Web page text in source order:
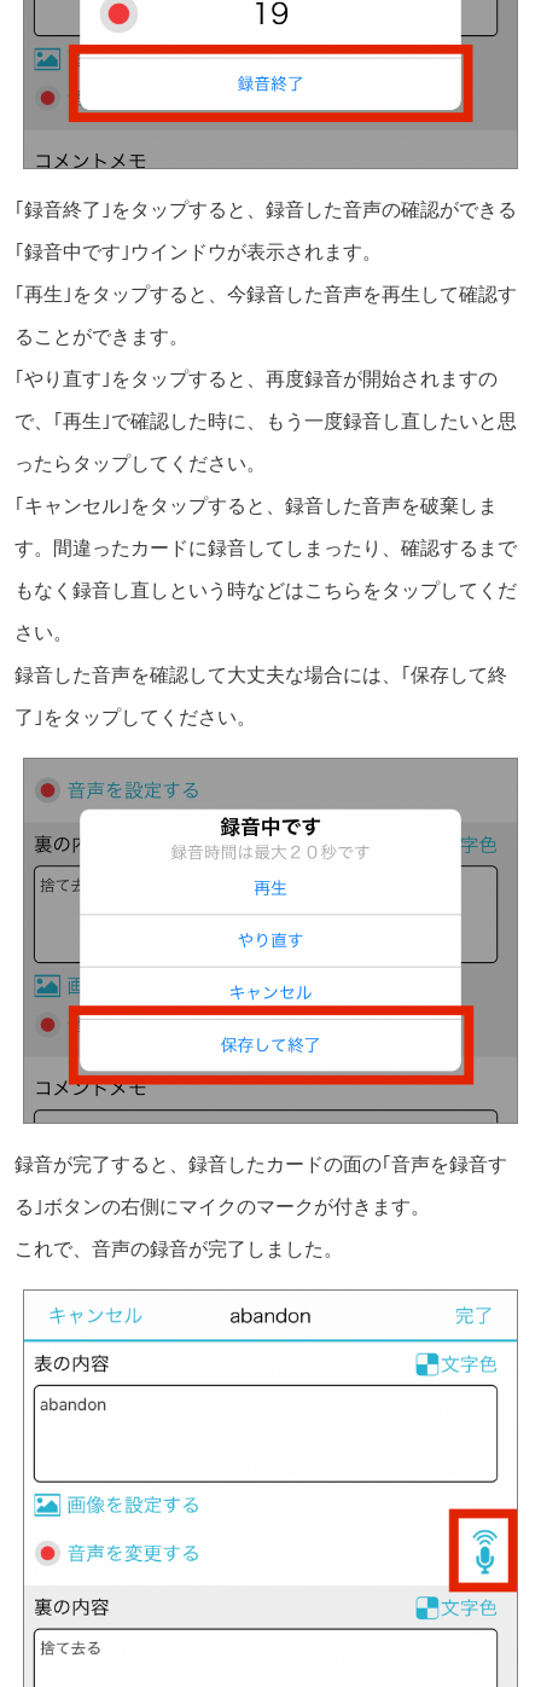
｢録音終了｣をタップすると、録音した音声の確認ができる
｢録音中です｣ウインドウが表示されます。
｢再生｣をタップすると、今録音した音声を再生して確認す
ることができます。
｢やり直す｣をタップすると、再度録音が開始されますの
で、｢再生｣で確認した時に、もう一度録音し直したいと思
ったらタップしてください。
｢キャンセル｣をタップすると、録音した音声を破棄しま
す。間違ったカードに録音してしまったり、確認するまで
もなく録音し直しという時などはこちらをタップしてくだ
さい。
録音した音声を確認して大丈夫な場合には、｢保存して終
了｣をタップしてください。
録音が完了すると、録音したカードの面の｢音声を録音す
る｣ボタンの右側にマイクのマークが付きます。
これで、音声の録音が完了しました。